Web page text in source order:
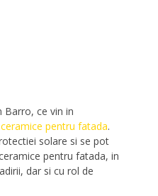
Barro, ce vin in
pentru fatada.
solare si se pot
pentru fatada, in
dar si cu rol de